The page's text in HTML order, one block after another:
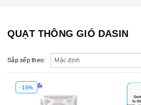
QUẠT THÔNG GIÓ DASIN
Sắp xếp theo:
-15%